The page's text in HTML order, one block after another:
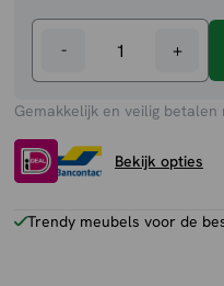
-
Nachtkastje
Cato
aantal
+
Gemakkelijk en veilig
Bekijk opties
Trendy meubels voor de